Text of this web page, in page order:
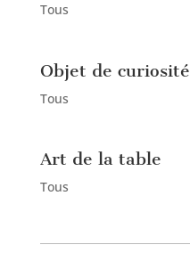
Tous
Objet de curiosité
Tous
Art de la table
Tous